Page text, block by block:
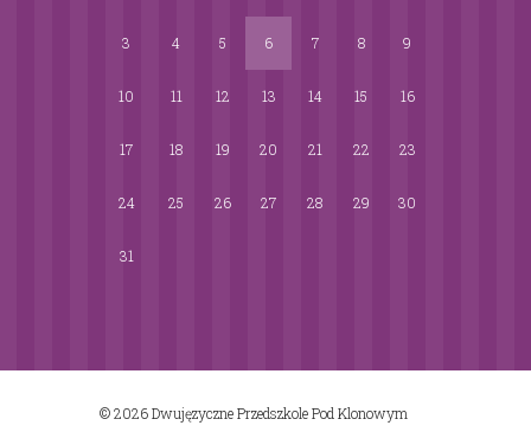
3 4 5 6 7 8 9
10 11 12 13 14 15 16
17 18 19 20 21 22 23
24 25 26 27 28 29 30
31
© 2026 Dwujęzyczne Przedszkole Pod Klonowym